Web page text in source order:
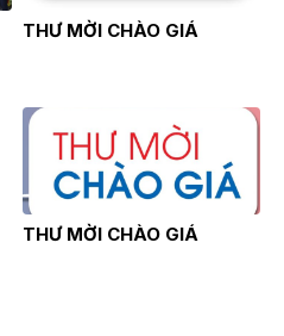
THƯ MỜI CHÀO GIÁ
THƯ MỜI CHÀO GIÁ